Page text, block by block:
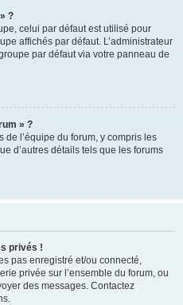
?
celui par défaut est utilisé pour
affichés par défaut. L’administrateur
par défaut via votre panneau de
» ?
l’équipe du forum, y compris les
d’autres détails tels que les forums
privés !
pas enregistré et/ou connecté,
privée sur l’ensemble du forum, ou
des messages. Contactez